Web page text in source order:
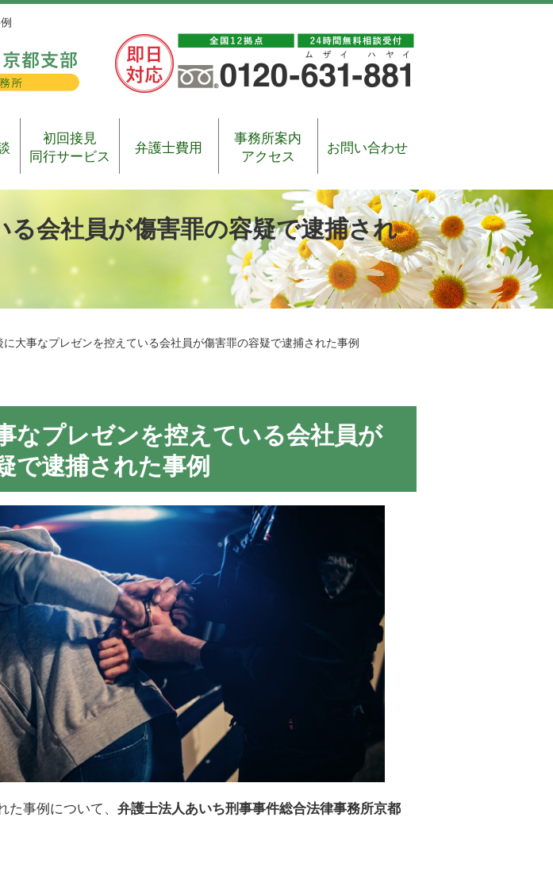
初回接見
同行サービス
弁護士費用
事務所案内
アクセス
お問い合わせ
会社員が傷害罪の容疑で逮捕され
に大事なプレゼンを控えている会社員が傷害罪の容疑で逮捕された事例
なプレゼンを控えている会社員が
で逮捕された事例
た事例について、 弁護士法人あいち刑事事件総合法律事務所京都